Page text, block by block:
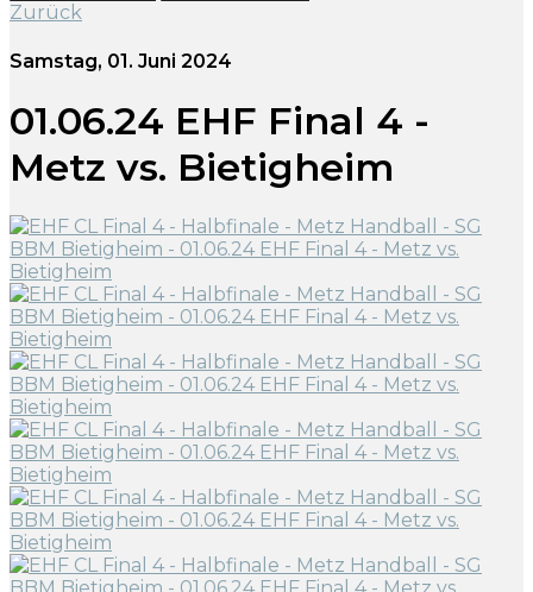
Zurück
Samstag, 01. Juni 2024
01.06.24 EHF Final 4 -
Metz vs. Bietigheim